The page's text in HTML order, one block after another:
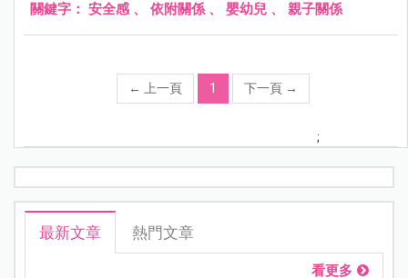
關鍵字： 安全感 、 依附關係 、 嬰幼兒 、 親子關係
← 上一頁 1 下一頁 →
;
最新文章 熱門文章
看更多